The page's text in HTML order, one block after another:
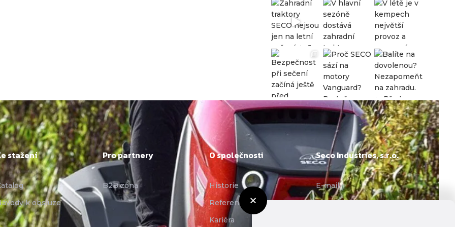
stažení
k obsluze
Pro partnery
B2B zóna
O společnosti
Historie
Reference
Kariéra
Seco Industries, s.r.o.
E-mail:
info@seco-traktory.cz